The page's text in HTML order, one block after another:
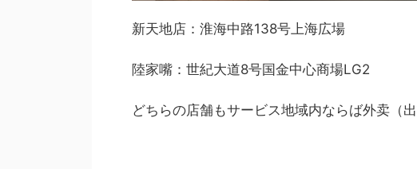
新天地店：淮海中路138号上海広場
陸家嘴：世紀大道8号国金中心商場LG2
どちらの店舗もサービス地域内ならば外卖（出